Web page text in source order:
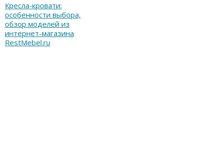
Кресла-кровати:
особенности выбора,
обзор моделей из
интернет-магазина
RestMebel.ru